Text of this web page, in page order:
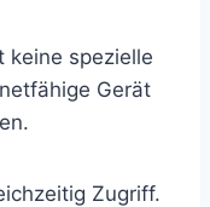
keine spezielle
Gerät
Zugriff.